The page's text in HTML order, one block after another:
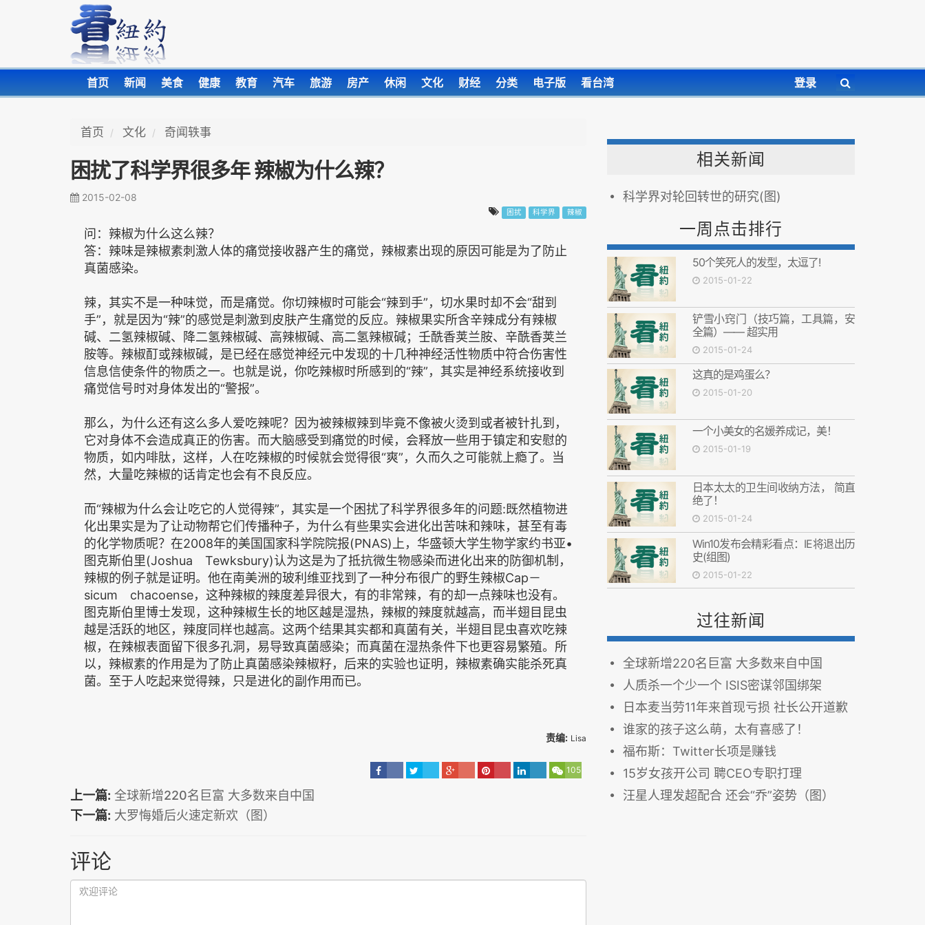
首页 新闻 美食 健康 教育 汽车 旅游 房产 休闲 文化 财经 分类 电子版 看台湾 登录
首页 文化 奇闻轶事
困扰了科学界很多年 辣椒为什么辣？
2015-02-08
困扰 科学界 辣椒
问：辣椒为什么这么辣？
答：辣味是辣椒素刺激人体的痛觉接收器产生的痛觉，辣椒素出现的原因可能是为了防止
真菌感染。
辣，其实不是一种味觉，而是痛觉。你切辣椒时可能会“辣到手”，切水果时却不会“甜到
手”，就是因为“辣”的感觉是刺激到皮肤产生痛觉的反应。辣椒果实所含辛辣成分有辣椒
碱、二氢辣椒碱、降二氢辣椒碱、高辣椒碱、高二氢辣椒碱；壬酰香荚兰胺、辛酰香荚兰
胺等。辣椒酊或辣椒碱，是已经在感觉神经元中发现的十几种神经活性物质中符合伤害性
信息信使条件的物质之一。也就是说，你吃辣椒时所感到的“辣”，其实是神经系统接收到
痛觉信号时对身体发出的“警报”。
那么，为什么还有这么多人爱吃辣呢？因为被辣椒辣到毕竟不像被火烫到或者被针扎到，
它对身体不会造成真正的伤害。而大脑感受到痛觉的时候，会释放一些用于镇定和安慰的
物质，如内啡肽，这样，人在吃辣椒的时候就会觉得很“爽”，久而久之可能就上瘾了。当
然，大量吃辣椒的话肯定也会有不良反应。
而“辣椒为什么会让吃它的人觉得辣”，其实是一个困扰了科学界很多年的问题:既然植物进
化出果实是为了让动物帮它们传播种子，为什么有些果实会进化出苦味和辣味，甚至有毒
的化学物质呢？在2008年的美国国家科学院院报(PNAS)上，华盛顿大学生物学家约书亚•
图克斯伯里(Joshua Tewksbury)认为这是为了抵抗微生物感染而进化出来的防御机制，
辣椒的例子就是证明。他在南美洲的玻利维亚找到了一种分布很广的野生辣椒Cap－
sicum chacoense，这种辣椒的辣度差异很大，有的非常辣，有的却一点辣味也没有。
图克斯伯里博士发现，这种辣椒生长的地区越是湿热，辣椒的辣度就越高，而半翅目昆虫
越是活跃的地区，辣度同样也越高。这两个结果其实都和真菌有关，半翅目昆虫喜欢吃辣
椒，在辣椒表面留下很多孔洞，易导致真菌感染；而真菌在湿热条件下也更容易繁殖。所
以，辣椒素的作用是为了防止真菌感染辣椒籽，后来的实验也证明，辣椒素确实能杀死真
菌。至于人吃起来觉得辣，只是进化的副作用而已。
责编: Lisa
105
上一篇: 全球新增220名巨富 大多数来自中国
下一篇: 大罗悔婚后火速定新欢（图）
评论
相关新闻
科学界对轮回转世的研究(图)
一周点击排行
50个笑死人的发型，太逗了!
2015-01-22
铲雪小窍门（技巧篇，工具篇，安
全篇）—— 超实用
2015-01-24
这真的是鸡蛋么？
2015-01-20
一个小美女的名媛养成记，美！
2015-01-19
日本太太的卫生间收纳方法， 简直
绝了！
2015-01-24
Win10发布会精彩看点：IE将退出历
史(组图)
2015-01-22
过往新闻
全球新增220名巨富 大多数来自中国
人质杀一个少一个 ISIS密谋邻国绑架
日本麦当劳11年来首现亏损 社长公开道歉
谁家的孩子这么萌，太有喜感了！
福布斯：Twitter长项是赚钱
15岁女孩开公司 聘CEO专职打理
汪星人理发超配合 还会“乔”姿势（图）